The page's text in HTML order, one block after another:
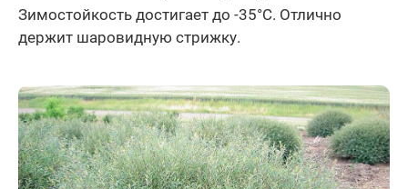
Зимостойкость достигает до -35°C. Отлично
держит шаровидную стрижку.